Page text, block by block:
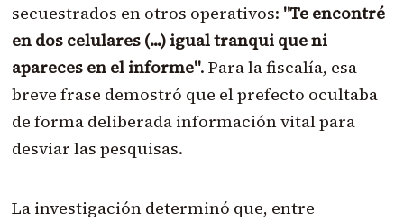
secuestrados en otros operativos: "Te encontré
en dos celulares (...) igual tranqui que ni
apareces en el informe". Para la fiscalía, esa
breve frase demostró que el prefecto ocultaba
de forma deliberada información vital para
desviar las pesquisas.
La investigación determinó que, entre